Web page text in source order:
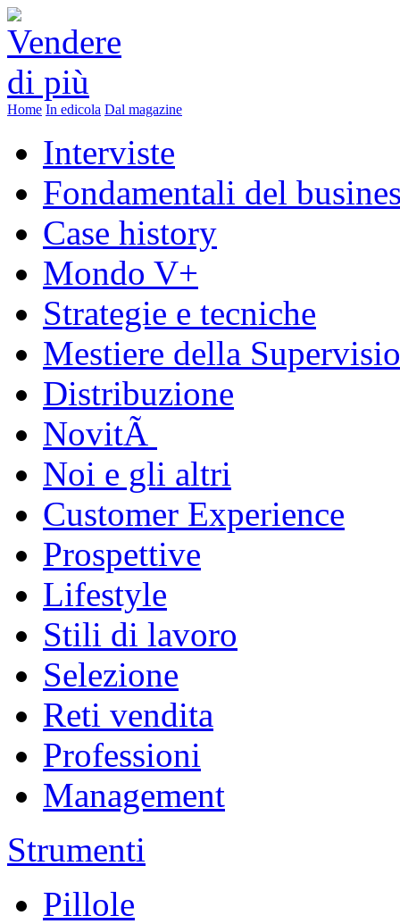
Home In edicola Dal magazine
Interviste
Fondamentali del
Case history
Mondo V+
Strategie e tecniche
Mestiere della
Distribuzione
NovitÃ
Noi e gli altri
Customer Experience
Prospettive
Lifestyle
Stili di lavoro
Selezione
Reti vendita
Professioni
Management
Strumenti
Pillole